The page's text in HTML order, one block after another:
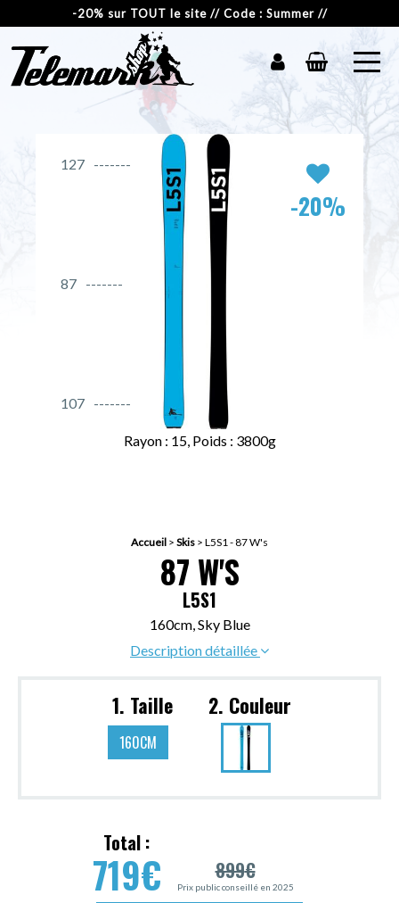
-20% sur TOUT le site // Code : Summer //
127
87
107
-20%
Rayon : 15, Poids : 3800g
Accueil > Skis > L5S1 - 87 W's
87 W'S
L5S1
160cm, Sky Blue
Description détaillée
1. Taille
160CM
2. Couleur
Total :
719€ 899€
Prix public conseillé en 2025